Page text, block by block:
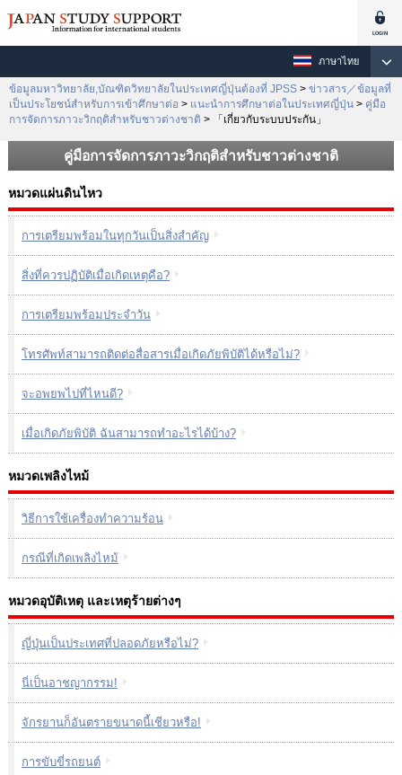
ภาษาไทย
ข้อมูลมหาวิทยาลัย,บัณฑิตวิทยาลัยในประเทศญี่ปุ่นต้องที่ JPSS > ข่าวสาร／ข้อมูลที่
เป็นประโยชน์สำหรับการเข้าศึกษาต่อ > แนะนำการศึกษาต่อในประเทศญี่ปุ่น > คู่มือ
การจัดการภาวะวิกฤติสำหรับชาวต่างชาติ > 「เกี่ยวกับระบบประกัน」
คู่มือการจัดการภาวะวิกฤติสำหรับชาวต่างชาติ
หมวดแผ่นดินไหว
การเตรียมพร้อมในทุกวันเป็นสิ่งสำคัญ
สิ่งที่ควรปฏิบัติเมื่อเกิดเหตุคือ?
การเตรียมพร้อมประจำวัน
โทรศัพท์สามารถติดต่อสื่อสารเมื่อเกิดภัยพิบัติได้หรือไม่?
จะอพยพไปที่ไหนดี?
เมื่อเกิดภัยพิบัติ ฉันสามารถทำอะไรได้บ้าง?
หมวดเพลิงไหม้
วิธีการใช้เครื่องทำความร้อน
กรณีที่เกิดเพลิงไหม้
หมวดอุบัติเหตุ และเหตุร้ายต่างๆ
ญี่ปุ่นเป็นประเทศที่ปลอดภัยหรือไม่?
นี่เป็นอาชญากรรม!
จักรยานก็อันตรายขนาดนี้เชียวหรือ!
การขับขี่รถยนต์